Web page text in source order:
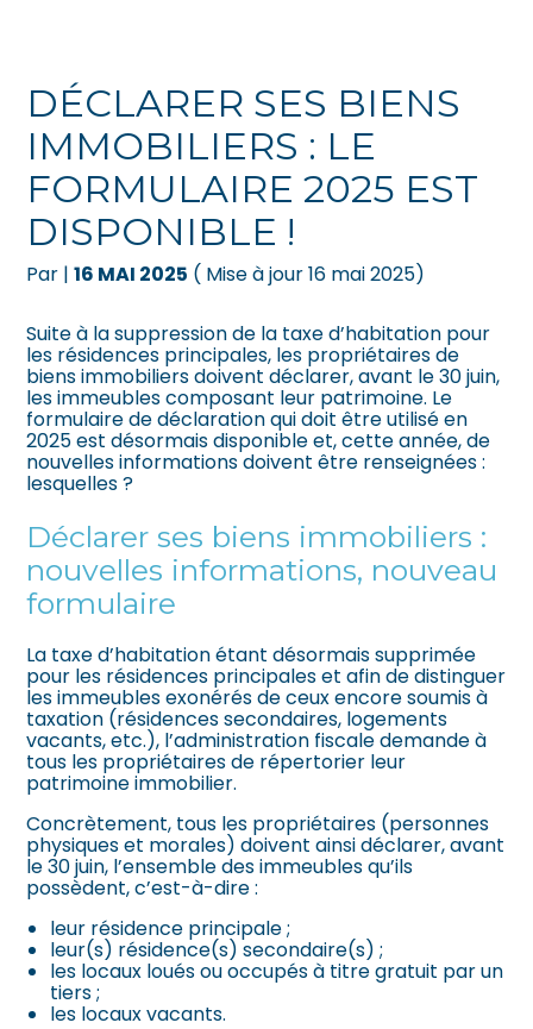
Gérer votre quotidien
Piloter votre entreprise
Développer votre entreprise
Être prêt pour la facturation
électronique
Suivre votre comptabilité
Gérer vos ressources humaines
Dématérialiser vos documents
DÉCLARER SES BIENS
IMMOBILIERS : LE
FORMULAIRE 2025 EST
DISPONIBLE !
Par |16 MAI 2025 ( Mise à jour 16 mai 2025)
Suite à la suppression de la taxe d’habitation pour
les résidences principales, les propriétaires de
biens immobiliers doivent déclarer, avant le 30 juin,
les immeubles composant leur patrimoine. Le
formulaire de déclaration qui doit être utilisé en
2025 est désormais disponible et, cette année, de
nouvelles informations doivent être renseignées :
lesquelles ?
Déclarer ses biens immobiliers :
nouvelles informations, nouveau
formulaire
La taxe d’habitation étant désormais supprimée
pour les résidences principales et afin de distinguer
les immeubles exonérés de ceux encore soumis à
taxation (résidences secondaires, logements
vacants, etc.), l’administration fiscale demande à
tous les propriétaires de répertorier leur
patrimoine immobilier.
Concrètement, tous les propriétaires (personnes
physiques et morales) doivent ainsi déclarer, avant
le 30 juin, l’ensemble des immeubles qu’ils
possèdent, c’est-à-dire :
leur résidence principale ;
leur(s) résidence(s) secondaire(s) ;
les locaux loués ou occupés à titre gratuit par un
tiers ;
les locaux vacants.